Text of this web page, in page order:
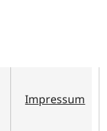
Impressum